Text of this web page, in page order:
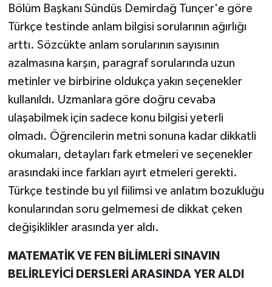
Bölüm Başkanı Sündüs Demirdağ Tunçer'e göre
Türkçe testinde anlam bilgisi sorularının ağırlığı
arttı. Sözcükte anlam sorularının sayısının
azalmasına karşın, paragraf sorularında uzun
metinler ve birbirine oldukça yakın seçenekler
kullanıldı. Uzmanlara göre doğru cevaba
ulaşabilmek için sadece konu bilgisi yeterli
olmadı. Öğrencilerin metni sonuna kadar dikkatli
okumaları, detayları fark etmeleri ve seçenekler
arasındaki ince farkları ayırt etmeleri gerekti.
Türkçe testinde bu yıl fiilimsi ve anlatım bozukluğu
konularından soru gelmemesi de dikkat çeken
değişiklikler arasında yer aldı.
MATEMATİK VE FEN BİLİMLERİ SINAVIN
BELİRLEYİCİ DERSLERİ ARASINDA YER ALDI